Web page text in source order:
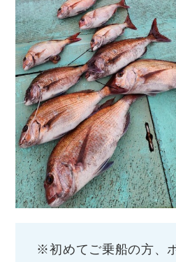
※初めてご乗船の方、